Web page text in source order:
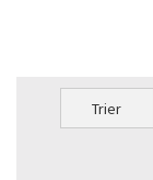
Trier